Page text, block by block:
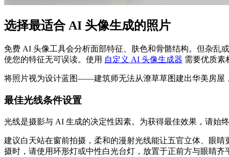
选择最适合 AI 头像生成的照片
免费 AI 头像工具会分析面部特征、肤色和骨骼结构。但杂乱
使您的特征无可误读。使用 自定义 AI 头像生成器 需要优质素
将照片视为设计蓝图——建筑师无法从潦草草图建出华美房屋
最佳光线条件设置
光线是摄影与 AI 生成的决定性因素。为获得最佳效果，请始
建议白天站在窗前拍摄，柔和的漫射光线能让五官立体、眼
摄时，请使用环形灯或中性白光台灯，放置于正前方与眼睛齐